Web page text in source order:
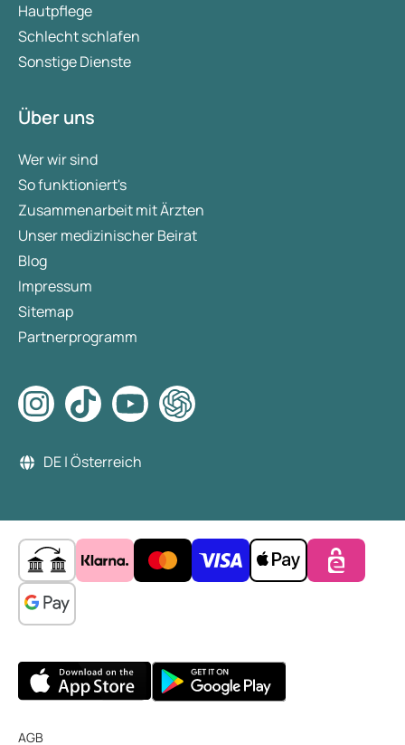
Hautpflege
Schlecht schlafen
Sonstige Dienste
Über uns
Wer wir sind
So funktioniert's
Zusammenarbeit mit Ärzten
Unser medizinischer Beirat
Blog
Impressum
Sitemap
Partnerprogramm
DE | Österreich
AGB